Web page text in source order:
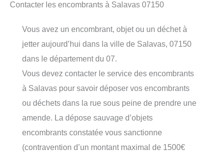
Contacter les encombrants à Salavas 07150
Vous avez un encombrant, objet ou un déchet à
jetter aujourd’hui dans la ville de Salavas, 07150
dans le département du 07.
Vous devez contacter le service des encombrants
à Salavas pour savoir déposer vos encombrants
ou déchets dans la rue sous peine de prendre une
amende. La dépose sauvage d’objets
encombrants constatée vous sanctionne
(contravention d’un montant maximal de 1500€